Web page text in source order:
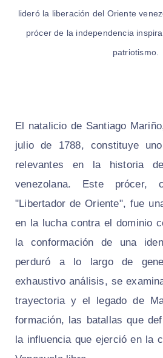
lideró la liberación del Oriente
prócer de la independencia
patriotismo.
El natalicio de Santiago
julio de 1788, constituye
relevantes en la historia
venezolana. Este prócer,
"Libertador de Oriente", fue
en la lucha contra el dominio
la conformación de una
perduró a lo largo de
exhaustivo análisis, se
trayectoria y el legado de
formación, las batallas que
la influencia que ejerció en la